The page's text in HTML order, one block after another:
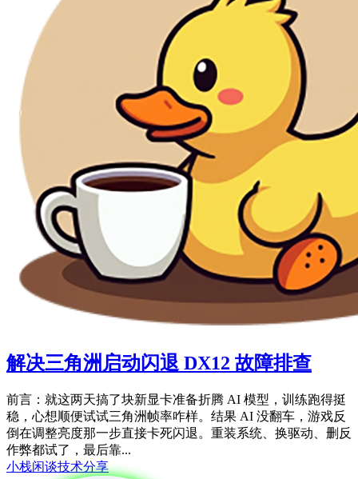
解决三角洲启动闪退 DX12 故障排查
前言：就这两天搞了块新显卡准备折腾 AI 模型，训练跑得挺
稳，心想顺便试试三角洲帧率咋样。结果 AI 没翻车，游戏反
倒在调整亮度那一步直接卡死闪退。重装系统、换驱动、删反
作弊都试了，最后靠...
小栈闲谈技术分享